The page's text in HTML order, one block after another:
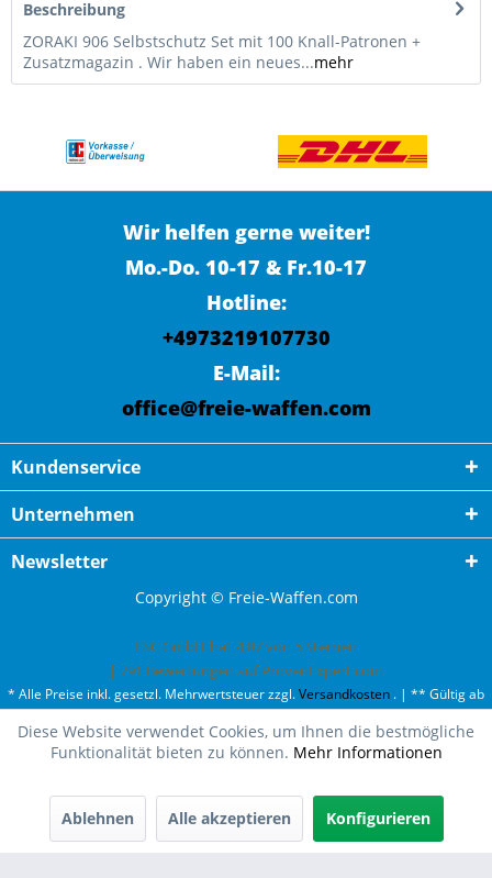
Beschreibung
ZORAKI 906 Selbstschutz Set mit 100 Knall-Patronen +
Zusatzmagazin . Wir haben ein neues...mehr
Wir helfen gerne weiter!
Mo.-Do. 10-17 & Fr.10-17
Hotline:
+4973219107730
E-Mail:
office@freie-waffen.com
Kundenservice
Unternehmen
Newsletter
Copyright © Freie-Waffen.com
ESC GmbH hat 4,87von 5Sternen
| 791 Bewertungen auf ProvenExpert.com
* Alle Preise inkl. gesetzl. Mehrwertsteuer zzgl.Versandkosten . | ** Gültig ab
ausgenommen Gefahrgut. Weitere Ländern finden Sie unterVersandkosten
Diese Website verwendet Cookies, um Ihnen die bestmögliche
Funktionalität bieten zu können. Mehr Informationen
Ablehnen Alle akzeptieren Konfigurieren